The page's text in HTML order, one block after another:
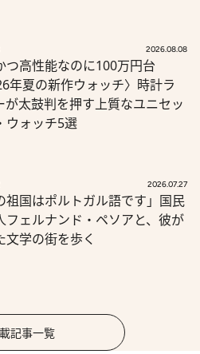
2026.08.08
つ高性能なのに100万円台
年夏の新作ウォッチ〉時計ラ
が太鼓判を押す上質なユニセッ
ウォッチ5選
2026.07.27
祖国はポルトガル語です」国民
フェルナンド・ペソアと、彼が
文学の街を歩く
記事一覧